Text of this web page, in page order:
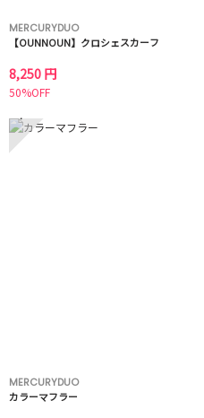
MERCURYDUO
【OUNNOUN】クロシェスカーフ
8,250 円
50%OFF
7
MERCURYDUO
カラーマフラー